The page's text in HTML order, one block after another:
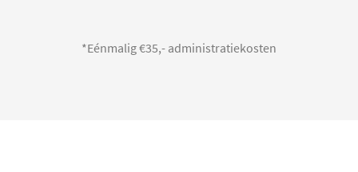
*Eénmalig €35,- administratiekosten